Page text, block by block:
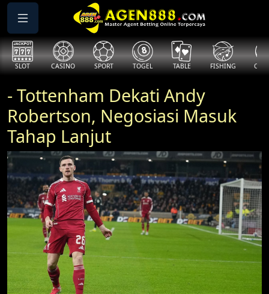
SLOT CASINO SPORT TOGEL TABLE FISHING
- Tottenham Dekati Andy
Robertson, Negosiasi Masuk
Tahap Lanjut